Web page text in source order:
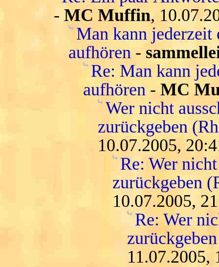
- MC Muffin,
Man kann
aufhören -
Re: Man kann
aufhören - MC
Wer nicht
zurückgeben
10.07.2005,
Re: Wer
zurückgeben
10.07.2005,
Re: Wer
11.07.2005,